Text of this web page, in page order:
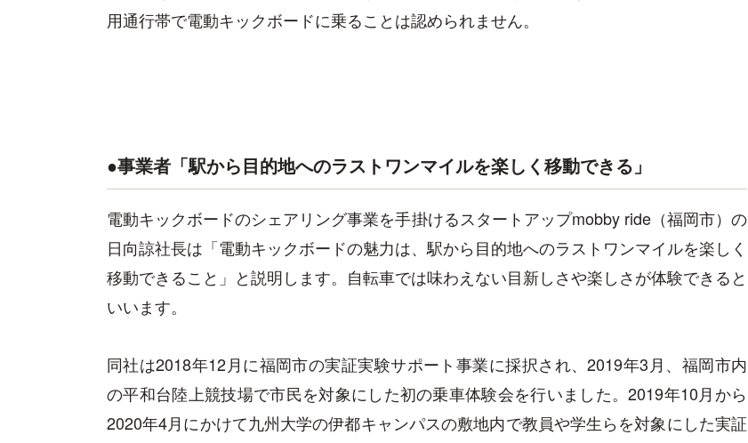
用通行帯で電動キックボードに乗ることは認められません。
●事業者「駅から目的地へのラストワンマイルを楽しく移動できる」
電動キックボードのシェアリング事業を手掛けるスタートアップmobby ride（福岡市）の
日向諒社長は「電動キックボードの魅力は、駅から目的地へのラストワンマイルを楽しく
移動できること」と説明します。自転車では味わえない目新しさや楽しさが体験できると
いいます。
同社は2018年12月に福岡市の実証実験サポート事業に採択され、2019年3月、福岡市内
の平和台陸上競技場で市民を対象にした初の乗車体験会を行いました。2019年10月から
2020年4月にかけて九州大学の伊都キャンパスの敷地内で教員や学生らを対象にした実証